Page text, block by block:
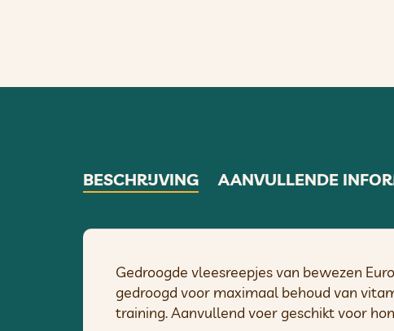
BESCHRIJVING AANVULLENDE
Gedroogde vleesreepjes van bewezen
gedroogd voor maximaal behoud van
training. Aanvullend voer geschikt voor